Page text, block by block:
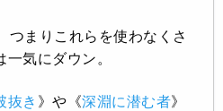
つまりこれらを使わなくさ
気にダウン。
抜き 》や《深淵に潜む者》